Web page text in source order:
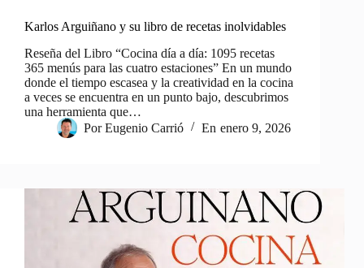
Karlos Arguiñano y su libro de recetas inolvidables
Reseña del Libro “Cocina día a día: 1095 recetas
365 menús para las cuatro estaciones” En un mundo
donde el tiempo escasea y la creatividad en la cocina
a veces se encuentra en un punto bajo, descubrimos
una herramienta que…
Por Eugenio Carrió En enero 9, 2026